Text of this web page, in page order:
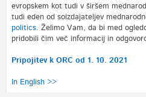
evropskem kot tudi v širšem
tudi eden od soizdajateljev
politics. Želimo Vam, da bi med
pridobili čim več informacij in
Pripojitev k ORC od 1. 10. 2021
In English >>